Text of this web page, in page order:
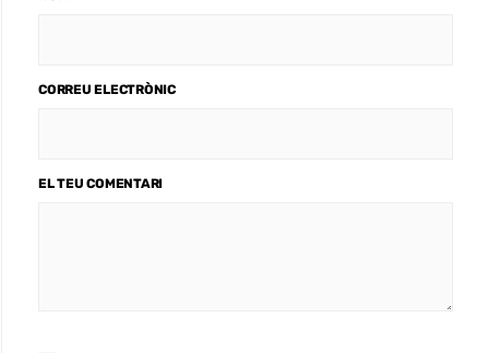
CORREU ELECTRÒNIC
EL TEU COMENTARI